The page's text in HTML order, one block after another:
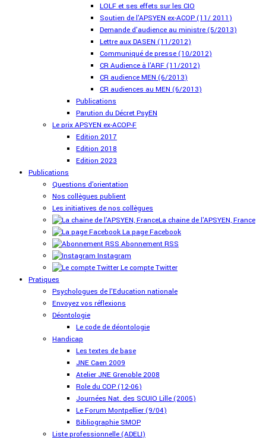
LOLF et ses effets sur les CIO
Soutien de l'APSYEN ex-ACOP (11/ 2011)
Demande d'audience au ministre (5/2013)
Lettre aux DASEN (11/2012)
Communiqué de presse (10/2012)
CR Audience à l'ARF (11/2012)
CR audience MEN (6/2013)
CR audiences au MEN (6/2013)
Publications
Parution du Décret PsyEN
Le prix APSYEN ex-ACOP-F
Edition 2017
Edition 2018
Edition 2023
Publications
Questions d'orientation
Nos collègues publient
Les initiatives de nos collègues
La chaine de l'APSYEN, France
La page Facebook
Abonnement RSS
Instagram
Le compte Twitter
Pratiques
Psychologues de l'Education nationale
Envoyez vos réflexions
Déontologie
Le code de déontologie
Handicap
Les textes de base
JNE Caen 2009
Atelier JNE Grenoble 2008
Role du COP (12-06)
Journées Nat. des SCUIO Lille (2005)
Le Forum Montpellier (9/04)
Bibliographie SMOP
Liste professionnelle (ADELI)